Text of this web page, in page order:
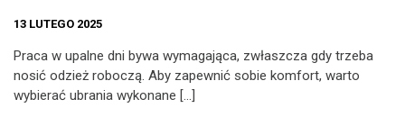
13 LUTEGO 2025
Praca w upalne dni bywa wymagająca, zwłaszcza gdy trzeba
nosić odzież roboczą. Aby zapewnić sobie komfort, warto
wybierać ubrania wykonane […]